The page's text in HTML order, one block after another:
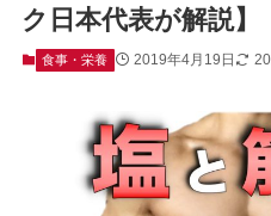
ク日本代表が解説】
食事・栄養 2019年4月19日